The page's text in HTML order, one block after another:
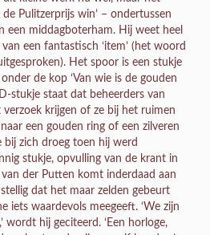
Pulitzerprijs win’ – ondertussen
een middagboterham. Hij weet heel
een fantastisch ‘item’ (het woord
Het spoor is een stukje
de kop ‘Van wie is de gouden
stukje staat dat beheerders van
verzoek krijgen of ze bij het ruimen
een gouden ring of een zilveren
bij zich droeg toen hij werd
stukje, opvulling van de krant in
der Putten komt inderdaad aan
dat het maar zelden gebeurt
iets waardevols meegeeft. ‘We zijn
wordt hij geciteerd. ‘Een horloge,